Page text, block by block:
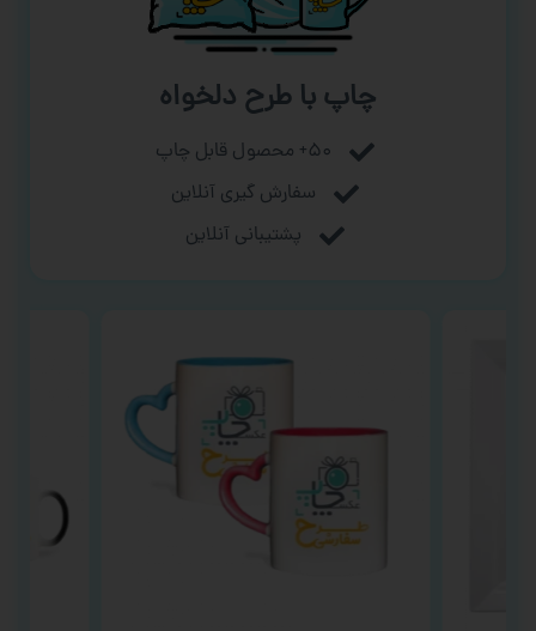
چاپ با طرح دلخواه
۵۰+ محصول قابل چاپ
سفارش گیری آنلاین
پشتیبانی آنلاین